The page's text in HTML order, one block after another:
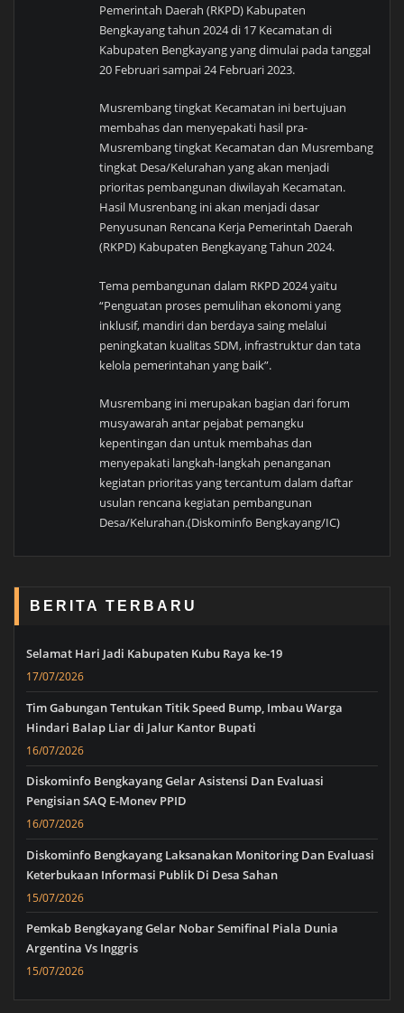
Pemerintah Daerah (RKPD) Kabupaten
Bengkayang tahun 2024 di 17 Kecamatan di
Kabupaten Bengkayang yang dimulai pada tanggal
20 Februari sampai 24 Februari 2023.
Musrembang tingkat Kecamatan ini bertujuan
membahas dan menyepakati hasil pra-
Musrembang tingkat Kecamatan dan Musrembang
tingkat Desa/Kelurahan yang akan menjadi
prioritas pembangunan diwilayah Kecamatan.
Hasil Musrenbang ini akan menjadi dasar
Penyusunan Rencana Kerja Pemerintah Daerah
(RKPD) Kabupaten Bengkayang Tahun 2024.
Tema pembangunan dalam RKPD 2024 yaitu
“Penguatan proses pemulihan ekonomi yang
inklusif, mandiri dan berdaya saing melalui
peningkatan kualitas SDM, infrastruktur dan tata
kelola pemerintahan yang baik”.
Musrembang ini merupakan bagian dari forum
musyawarah antar pejabat pemangku
kepentingan dan untuk membahas dan
menyepakati langkah-langkah penanganan
kegiatan prioritas yang tercantum dalam daftar
usulan rencana kegiatan pembangunan
Desa/Kelurahan.(Diskominfo Bengkayang/IC)
BERITA TERBARU
Selamat Hari Jadi Kabupaten Kubu Raya ke-19
17/07/2026
Tim Gabungan Tentukan Titik Speed Bump, Imbau Warga
Hindari Balap Liar di Jalur Kantor Bupati
16/07/2026
Diskominfo Bengkayang Gelar Asistensi Dan Evaluasi
Pengisian SAQ E-Monev PPID
16/07/2026
Diskominfo Bengkayang Laksanakan Monitoring Dan Evaluasi
Keterbukaan Informasi Publik Di Desa Sahan
15/07/2026
Pemkab Bengkayang Gelar Nobar Semifinal Piala Dunia
Argentina Vs Inggris
15/07/2026